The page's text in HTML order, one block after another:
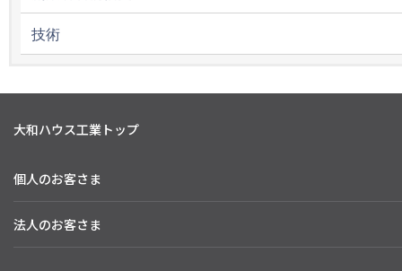
技術
大和ハウス工業トップ
個人のお客さま
法人のお客さま